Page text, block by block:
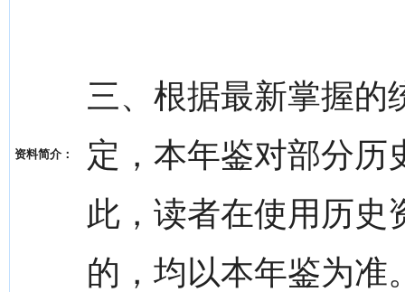
资料简介：
三、根据最新掌握的
定，本年鉴对部分历
此，读者在使用历史
的，均以本年鉴为准